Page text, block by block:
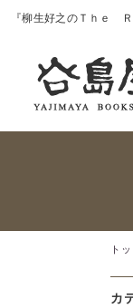
『柳生好之のＴｈｅ
ト
カ